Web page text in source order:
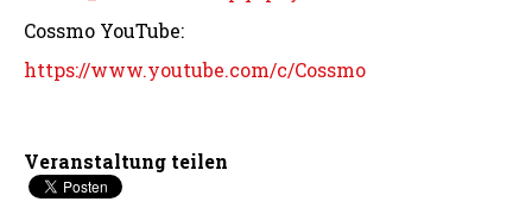
Cossmo YouTube:
https://www.youtube.com/c/Cossmo
Veranstaltung teilen